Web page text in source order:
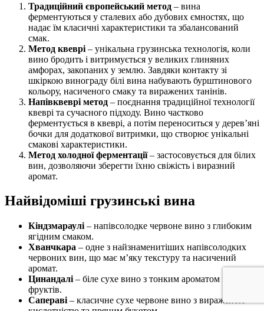
Традиційний європейський метод – вина
ферментуються у сталевих або дубових ємностях, що
надає їм класичні характеристики та збалансований
смак.
Метод квеврі – унікальна грузинська технологія, коли
вино бродить і витримується у великих глиняних
амфорах, закопаних у землю. Завдяки контакту зі
шкіркою винограду білі вина набувають бурштинового
кольору, насиченого смаку та виражених танінів.
Напівквеврі метод – поєднання традиційної технології
квеврі та сучасного підходу. Вино частково
ферментується в квеврі, а потім переноситься у дерев’яні
бочки для додаткової витримки, що створює унікальні
смакові характеристики.
Метод холодної ферментації– застосовується для білих
вин, дозволяючи зберегти їхню свіжість і виразний
аромат.
Найвідоміші грузинські вина
Кіндзмараулі – напівсолодке червоне вино з глибоким
ягідним смаком.
Хванчкара – одне з найзнаменитіших напівсолодких
червоних вин, що має м’яку текстуру та насичений
аромат.
Цинандалі – біле сухе вино з тонким ароматом квітів та
фруктів.
Сапераві – класичне сухе червоне вино з вираженою